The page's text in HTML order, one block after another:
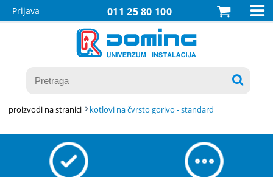
011 25 80 100
Prijava 

proizvodi na stranici kotlovi na čvrsto gorivo - standard